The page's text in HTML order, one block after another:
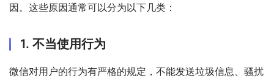
因。这些原因通常可以分为以下几类：
1. 不当使用行为
微信对用户的行为有严格的规定，不能发送垃圾信息、骚扰